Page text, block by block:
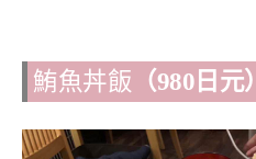
鮪魚丼飯 （980日元）